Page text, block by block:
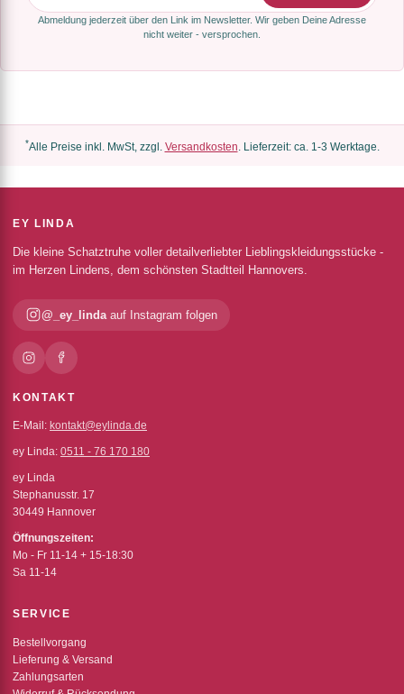
Abmeldung jederzeit über den Link im Newsletter. Wir geben Deine Adresse
nicht weiter - versprochen.
*Alle Preise inkl. MwSt, zzgl. Versandkosten. Lieferzeit: ca. 1-3 Werktage.
EY LINDA
Die kleine Schatztruhe voller detailverliebter Lieblingskleidungsstücke -
im Herzen Lindens, dem schönsten Stadtteil Hannovers.
@_ey_linda auf Instagram folgen
KONTAKT
E-Mail: kontakt@eylinda.de
ey Linda: 0511 - 76 170 180
ey Linda
Stephanusstr. 17
30449 Hannover
Öffnungszeiten:
Mo - Fr 11-14 + 15-18:30
Sa 11-14
SERVICE
Bestellvorgang
Lieferung & Versand
Zahlungsarten